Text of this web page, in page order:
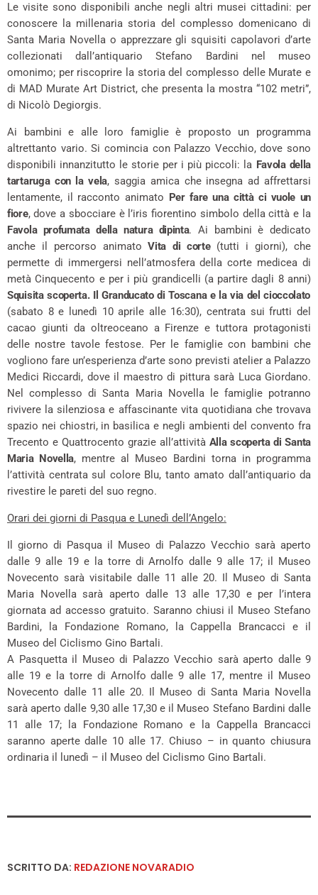
Le visite sono disponibili anche negli altri musei cittadini: per
conoscere la millenaria storia del complesso domenicano di
Santa Maria Novella o apprezzare gli squisiti capolavori d’arte
collezionati dall’antiquario Stefano Bardini nel museo
omonimo; per riscoprire la storia del complesso delle Murate e
di MAD Murate Art District, che presenta la mostra “102 metri”,
di Nicolò Degiorgis.
Ai bambini e alle loro famiglie è proposto un programma
altrettanto vario. Si comincia con Palazzo Vecchio, dove sono
disponibili innanzitutto le storie per i più piccoli: la Favola della
tartaruga con la vela, saggia amica che insegna ad affrettarsi
lentamente, il racconto animato Per fare una città ci vuole un
fiore, dove a sbocciare è l’iris fiorentino simbolo della città e la
Favola profumata della natura dipinta. Ai bambini è dedicato
anche il percorso animato Vita di corte(tutti i giorni), che
permette di immergersi nell’atmosfera della corte medicea di
metà Cinquecento e per i più grandicelli (a partire dagli 8 anni)
Squisita scoperta. Il Granducato di Toscana e la via del cioccolato
(sabato 8 e lunedì 10 aprile alle 16:30), centrata sui frutti del
cacao giunti da oltreoceano a Firenze e tuttora protagonisti
delle nostre tavole festose. Per le famiglie con bambini che
vogliono fare un’esperienza d’arte sono previsti atelier a Palazzo
Medici Riccardi, dove il maestro di pittura sarà Luca Giordano.
Nel complesso di Santa Maria Novella le famiglie potranno
rivivere la silenziosa e affascinante vita quotidiana che trovava
spazio nei chiostri, in basilica e negli ambienti del convento fra
Trecento e Quattrocento grazie all’attività Alla scoperta di Santa
Maria Novella, mentre al Museo Bardini torna in programma
l’attività centrata sul colore Blu, tanto amato dall’antiquario da
rivestire le pareti del suo regno.
Orari dei giorni di Pasqua e Lunedì dell’Angelo:
Il giorno di Pasqua il Museo di Palazzo Vecchio sarà aperto
dalle 9 alle 19 e la torre di Arnolfo dalle 9 alle 17; il Museo
Novecento sarà visitabile dalle 11 alle 20. Il Museo di Santa
Maria Novella sarà aperto dalle 13 alle 17,30 e per l’intera
giornata ad accesso gratuito. Saranno chiusi il Museo Stefano
Bardini, la Fondazione Romano, la Cappella Brancacci e il
Museo del Ciclismo Gino Bartali.
A Pasquetta il Museo di Palazzo Vecchio sarà aperto dalle 9
alle 19 e la torre di Arnolfo dalle 9 alle 17, mentre il Museo
Novecento dalle 11 alle 20. Il Museo di Santa Maria Novella
sarà aperto dalle 9,30 alle 17,30 e il Museo Stefano Bardini dalle
11 alle 17; la Fondazione Romano e la Cappella Brancacci
saranno aperte dalle 10 alle 17. Chiuso – in quanto chiusura
ordinaria il lunedì – il Museo del Ciclismo Gino Bartali.
SCRITTO DA: REDAZIONE NOVARADIO